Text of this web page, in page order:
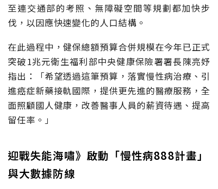
至連交通部的考照、無障礙空間等規劃都加快步
伐，以因應快速變化的人口結構。
在此過程中，健保總額預算合併規模在今年已正式
突破1兆元衛生福利部中央健康保險署署長陳亮妤
指出：「希望透過這筆預算，落實慢性病治療、引
進癌症新藥接軌國際，提供更先進的醫療服務，全
面照顧國人健康，改善醫事人員的薪資待遇、提高
留任率。」
迎戰失能海嘯》啟動「慢性病888計畫」
與大數據防線